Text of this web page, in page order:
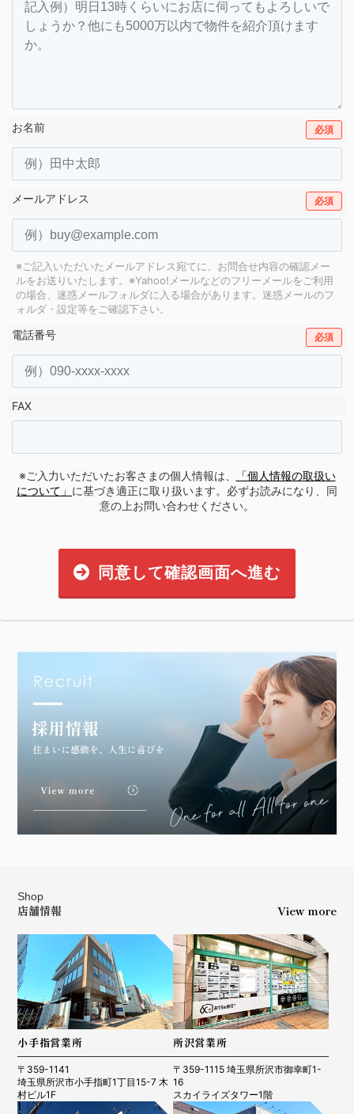
お名前 必須
メールアドレス 必須
※ご記入いただいたメールアドレス宛てに、お問合せ内容の確認メー
ルをお送りいたします。 ※Yahoo!メールなどのフリーメールをご利用
の場合、迷惑メールフォルダに入る場合があります。 迷惑メールのフ
ォルダ・設定等をご確認下さい。
電話番号 必須
FAX
※ご入力いただいたお客さまの個人情報は、
「個人情報の取扱い
について」 に基づき適正に取り扱います。必ずお読みになり、同
意の上お問い合わせください。
同意して確認画面へ進む
Shop
店舗情報 View more
小手指営業所
〒359-1141
埼玉県所沢市小手指町1丁目15-7 木
村ビル1F
所沢営業所
〒359-1115 埼玉県所沢市御幸町1-
16
スカイライズタワー1階